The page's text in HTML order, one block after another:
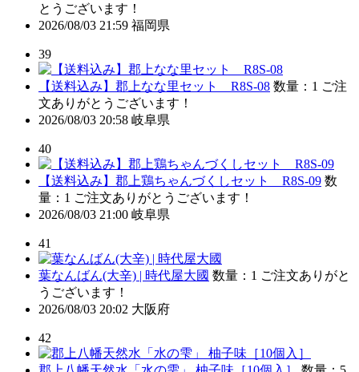
とうございます！
2026/08/03 21:59 福岡県
39
【送料込み】郡上なな里セット R8S-08 数量：1 ご注
文ありがとうございます！
2026/08/03 20:58 岐阜県
40
【送料込み】郡上鶏ちゃんづくしセット R8S-09 数
量：1 ご注文ありがとうございます！
2026/08/03 21:00 岐阜県
41
葉なんばん(大辛) | 時代屋大國 数量：1 ご注文ありがと
うございます！
2026/08/03 20:02 大阪府
42